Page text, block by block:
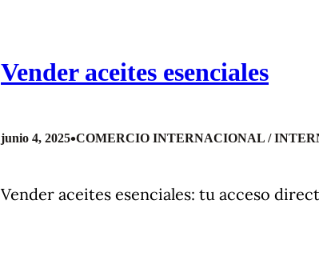
Vender aceites esenciales
junio 4, 2025•COMERCIO INTERNACIONAL /
Vender aceites esenciales: tu acceso